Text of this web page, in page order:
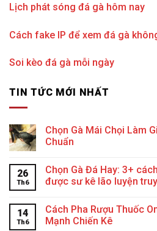
Lịch phát sóng đá gà hôm nay
Cách fake IP để xem đá gà
Soi kèo đá gà mỗi ngày
TIN TỨC MỚI NHẤT
Chọn Gà Mái Chọi Làm
Chuẩn
26
Th6
Chọn Gà Đá Hay: 3+
được sư kê lão luyện
14
Th6
Cách Pha Rượu Thuốc
Mạnh Chiến Kê